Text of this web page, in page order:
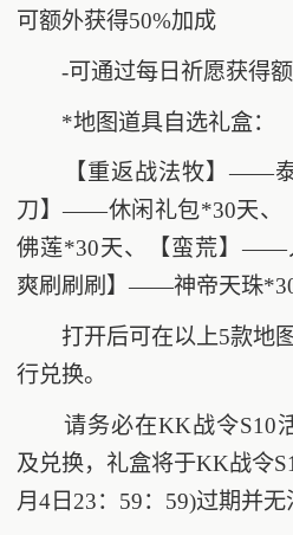
可额外获得50%加成
-可通过每日祈愿获得额
*地图道具自选礼盒：
【重返战法牧】——泰
刀】——休闲礼包*30天、
佛莲*30天、【蛮荒】——
爽刷刷刷】——神帝天珠
打开后可在以上5款地图
行兑换。
请务必在KK战令S10
及兑换，礼盒将于KK战令
月4日23：59：59)过期并无